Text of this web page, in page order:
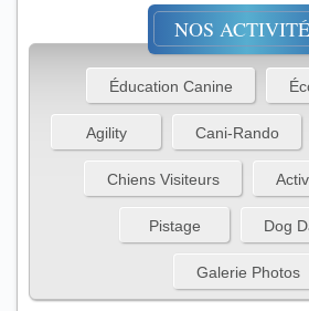
NOS
Éducation Canine
Agility Cani-Rando
Chiens Visiteurs
Pistage Dog
Galerie Photos